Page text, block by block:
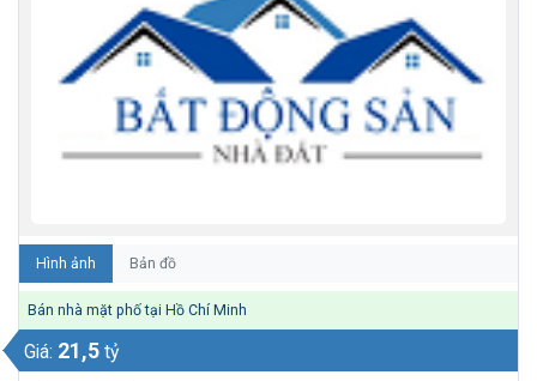
Hình ảnh Bản đồ
Bán nhà mặt phố tại Hồ Chí Minh
Giá: 21,5 tỷ